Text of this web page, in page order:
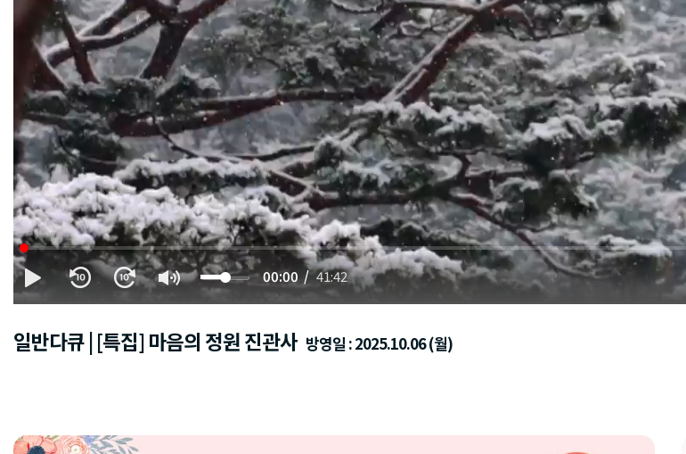
00:00 41:42
일반다큐 | [특집] 마음의 정원 진관사 방영일 : 2025.10.06 (월)